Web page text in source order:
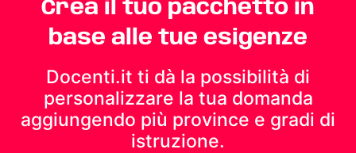
Crea il tuo pacchetto in
base alle tue esigenze
Docenti.it ti dà la possibilità di
personalizzare la tua domanda
aggiungendo più province e gradi di
istruzione.